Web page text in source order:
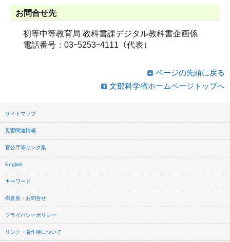
お問合せ先
初等中等教育局 教科書課デジタル教科書企画係
電話番号：03ｰ5253ｰ4111（代表）
ページの先頭に戻る
文部科学省ホームページトップへ
サイトマップ
災害関連情報
官公庁等リンク集
English
キーワード
御意見・お問合せ
プライバシーポリシー
リンク・著作権について